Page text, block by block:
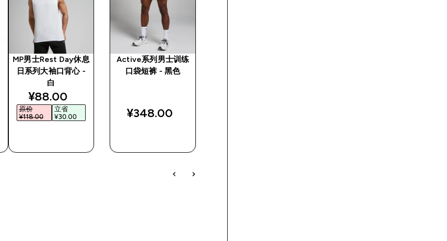
MP男士Rest Day休息
日系列大袖口背心 -
白
discounted price
¥88.00‎
原价
¥118.00‎
立省
¥30.00‎
Active系列男士训练
口袋短裤 - 黑色
¥348.00‎